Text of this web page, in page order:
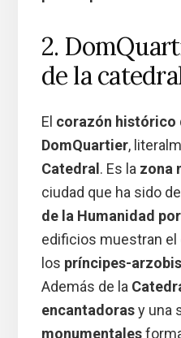
2.
de la
El corazón histórico
DomQuartier,
Catedral . Es la zona
ciudad que ha sido
de la Humanidad por
edificios muestran el
los príncipes-
Además de la
encantadorasy una
monumentales